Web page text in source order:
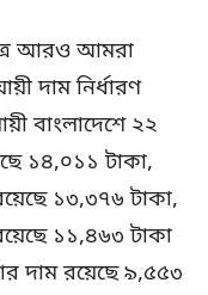
আরও আমরা
দাম নির্ধারণ
বাংলাদেশে ২২
১৪,০১১ টাকা,
১৩,৩৭৬ টাকা,
১১,৪৬৩ টাকা
দাম রয়েছে ৯,৫৫৩